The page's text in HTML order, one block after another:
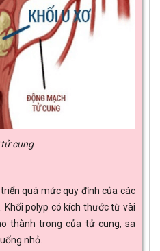
tử cung
quá mức quy định của các
polyp có kích thước từ vài
thành trong của tử cung, sa
nhỏ.